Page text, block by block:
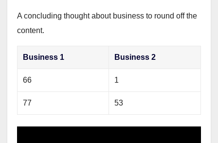
A concluding thought about business to round off the
content.
Business 1 Business 2
66 1
77 53